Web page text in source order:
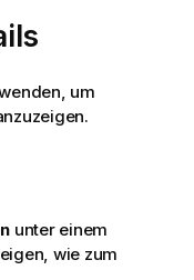
um
unter einem
wie zum